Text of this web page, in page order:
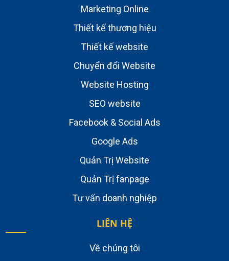
Marketing Online
Thiết kế thương hiệu
Thiết kế website
Chuyển đổi Website
Website Hosting
SEO website
Facebook & Social Ads
Google Ads
Quản Trị Website
Quản Trị fanpage
Tư vấn doanh nghiệp
LIÊN HỆ
Về chúng tôi